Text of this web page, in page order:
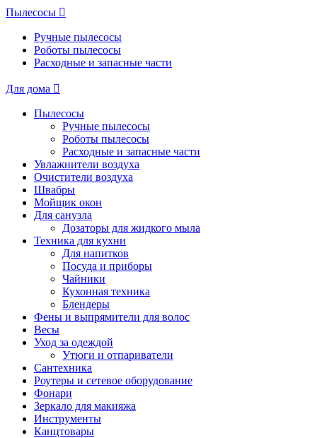
Пылесосы
Ручные пылесосы
Роботы пылесосы
Расходные и запасные части
Для дома
Пылесосы
Ручные пылесосы
Роботы пылесосы
Расходные и запасные части
Увлажнители воздуха
Очистители воздуха
Швабры
Мойщик окон
Для санузла
Дозаторы для жидкого мыла
Техника для кухни
Для напитков
Посуда и приборы
Чайники
Кухонная техника
Блендеры
Фены и выпрямители для волос
Весы
Уход за одеждой
Утюги и отпариватели
Сантехника
Роутеры и сетевое оборудование
Фонари
Зеркало для макияжа
Инструменты
Канцтовары